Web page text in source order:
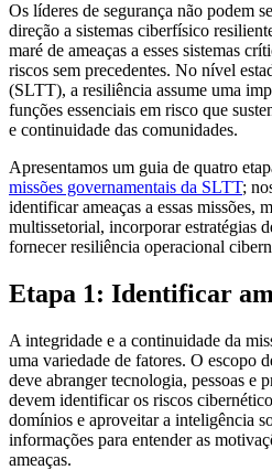
Os líderes de segurança não podem
direção a sistemas ciberfísico
maré de ameaças a esses sistemas
riscos sem precedentes. No nível
(SLTT), a resiliência assume uma
funções essenciais em risco que
e continuidade das comunidades.
Apresentamos um guia de quatro
missões governamentais da SLTT;
identificar ameaças a essas missões,
multissetorial, incorporar estratégias
fornecer resiliência operacional
Etapa 1: Identificar
A integridade e a continuidade da
uma variedade de fatores. O escopo
deve abranger tecnologia, pessoas e
devem identificar os riscos
domínios e aproveitar a inteligência
informações para entender as
ameaças.